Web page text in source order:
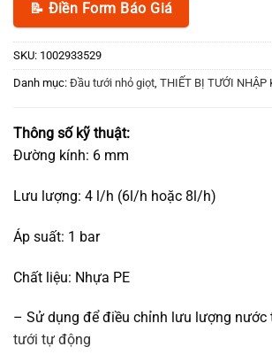
📝 Điền Form Báo Giá
SKU: 1002933529
Danh mục: Đầu tưới nhỏ giọt THIẾT BỊ TƯỚI NHẬP
Thông số kỹ thuật:
Đường kính: 6 mm
Lưu lượng: 4 l/h (6l/h hoặc 8l/h)
Áp suất: 1 bar
Chất liệu: Nhựa PE
– Sử dụng để điều chỉnh lưu lượng nước
tưới tự động